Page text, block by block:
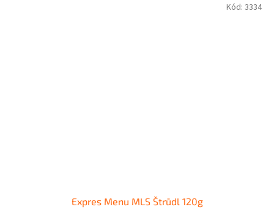
Expres Menu MLS Štrůdl 120g
Kód: 3334